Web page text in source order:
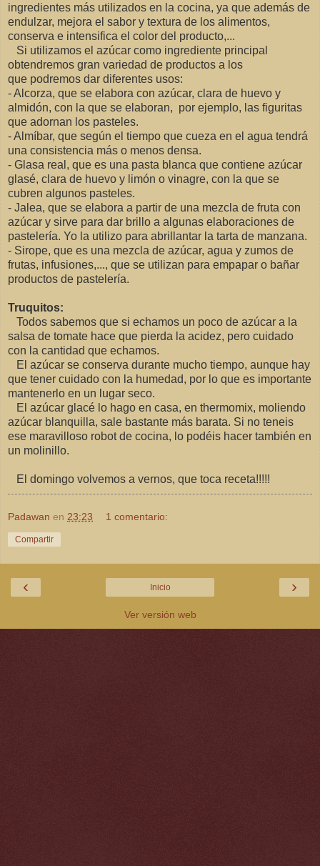
ingredientes más utilizados en la cocina, ya que además de
endulzar, mejora el sabor y textura de los alimentos,
conserva e intensifica el color del producto,...
Si utilizamos el azúcar como ingrediente principal
obtendremos gran variedad de productos a los
que podremos dar diferentes usos:
- Alcorza, que se elabora con azúcar, clara de huevo y
almidón, con la que se elaboran, por ejemplo, las figuritas
que adornan los pasteles.
- Almíbar, que según el tiempo que cueza en el agua tendrá
una consistencia más o menos densa.
- Glasa real, que es una pasta blanca que contiene azúcar
glasé, clara de huevo y limón o vinagre, con la que se
cubren algunos pasteles.
- Jalea, que se elabora a partir de una mezcla de fruta con
azúcar y sirve para dar brillo a algunas elaboraciones de
pastelería. Yo la utilizo para abrillantar la tarta de manzana.
- Sirope, que es una mezcla de azúcar, agua y zumos de
frutas, infusiones,..., que se utilizan para empapar o bañar
productos de pastelería.
Truquitos:
Todos sabemos que si echamos un poco de azúcar a la
salsa de tomate hace que pierda la acidez, pero cuidado
con la cantidad que echamos.
El azúcar se conserva durante mucho tiempo, aunque hay
que tener cuidado con la humedad, por lo que es importante
mantenerlo en un lugar seco.
El azúcar glacé lo hago en casa, en thermomix, moliendo
azúcar blanquilla, sale bastante más barata. Si no teneis
ese maravilloso robot de cocina, lo podéis hacer también en
un molinillo.
El domingo volvemos a vernos, que toca receta!!!!!
Padawan en 23:23 1 comentario:
Compartir
‹ ›
Inicio
Ver versión web